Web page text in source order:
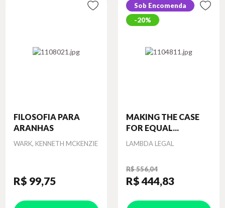
FILOSOFIA PARA
ARANHAS
Autor
WARK, KENNETH MCKENZIE
R$ 99,75
Sob Encomenda
20%
MAKING THE CASE
FOR EQUAL...
Autor
LAMBDA LEGAL
R$ 556,04
R$ 444,83